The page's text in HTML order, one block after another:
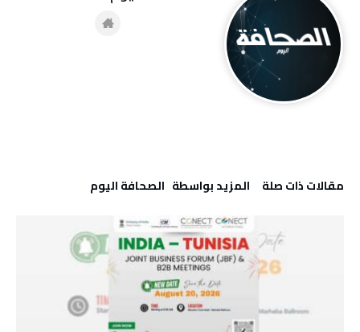
‫مقالات ذات صلة‬ ‫‫المزيد بواسطة‬ ‬ ‭ ‬الصحافة‭ ‬اليوم